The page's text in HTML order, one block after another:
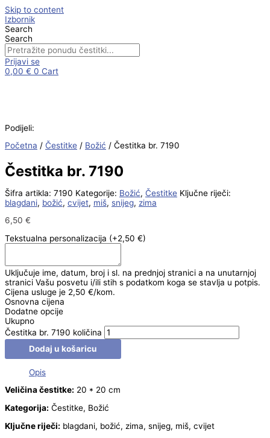
Skip to content
Izbornik
Search
Search
Prijavi se
0,00 € 0 Cart
Podijeli:
Početna / Čestitke / Božić / Čestitka br. 7190
Čestitka br. 7190
Šifra artikla: 7190 Kategorije: Božić, Čestitke Ključne riječi:
blagdani, božić, cvijet, miš, snijeg, zima
6,50 €
Tekstualna personalizacija (+2,50 €)
Uključuje ime, datum, broj i sl. na prednjoj stranici a na unutarnjoj
stranici Vašu posvetu i/ili stih s podatkom koga se stavlja u potpis.
Cijena usluge je 2,50 €/kom.
Osnovna cijena
Dodatne opcije
Ukupno
Čestitka br. 7190 količina
Dodaj u košaricu
Opis
Veličina čestitke: 20 * 20 cm
Kategorija: Čestitke, Božić
Ključne riječi: blagdani, božić, zima, snijeg, miš, cvijet